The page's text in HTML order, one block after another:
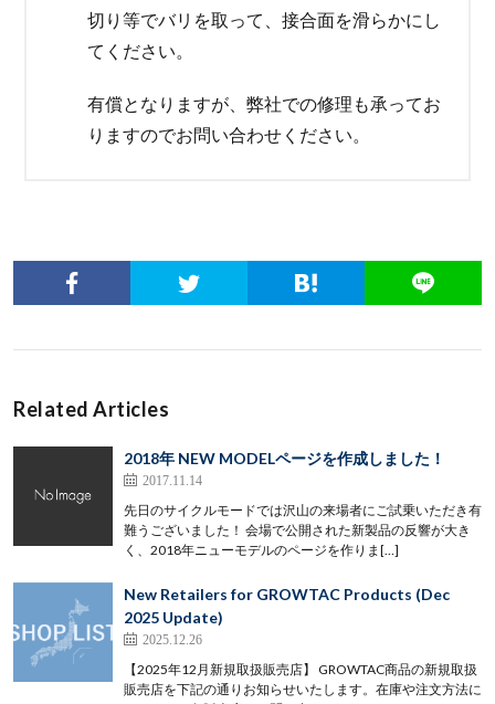
切り等でバリを取って、接合面を滑らかにし
てください。
有償となりますが、弊社での修理も承ってお
りますのでお問い合わせください。
Related Articles
2018年 NEW MODELページを作成しました！
2017.11.14
先日のサイクルモードでは沢山の来場者にご試乗いただき有
難うございました！ 会場で公開された新製品の反響が大き
く、2018年ニューモデルのページを作りま[…]
New Retailers for GROWTAC Products (Dec
2025 Update)
2025.12.26
【2025年12月新規取扱販売店】 GROWTAC商品の新規取扱
販売店を下記の通りお知らせいたします。在庫や注文方法に